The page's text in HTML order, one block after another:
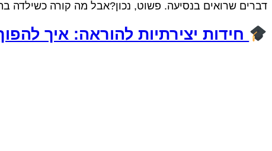
דברים שרואים בנסיעה. פשוט, נכון?אבל מה קורה כשילדה בת 10 מחליטה לקחת את הרעיון הזה צעד (או חמישה) קדימה? לא מזמן כתבתי את הבלוג הזה
חידות יצירתיות להוראה: איך